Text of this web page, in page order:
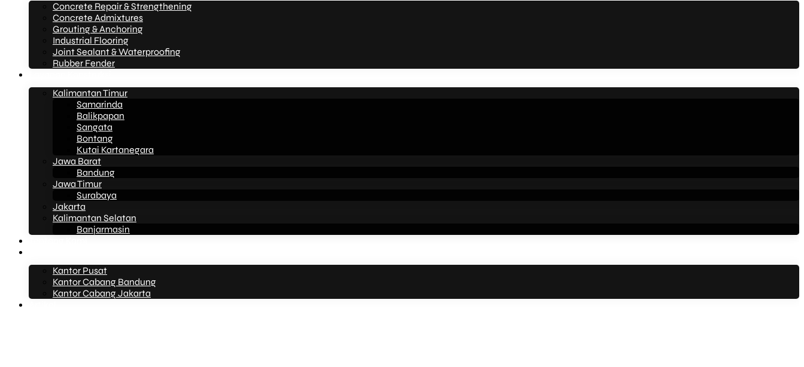
Concrete Repair & Strengthening
Concrete Admixtures
Grouting & Anchoring
Industrial Flooring
Joint Sealant & Waterproofing
Rubber Fender
Kalimantan Timur
Samarinda
Balikpapan
Sangata
Bontang
Kutai Kartanegara
Jawa Barat
Bandung
Jawa Timur
Surabaya
Jakarta
Kalimantan Selatan
Banjarmasin
Kantor Pusat
Kantor Cabang Bandung
Kantor Cabang Jakarta